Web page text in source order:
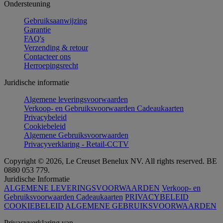
Ondersteuning
Gebruiksaanwijzing
Garantie
FAQ's
Verzending & retour
Contacteer ons
Herroepingsrecht
Juridische informatie
Algemene leveringsvoorwaarden
Verkoop- en Gebruiksvoorwaarden Cadeaukaarten
Privacybeleid
Cookiebeleid
Algemene Gebruiksvoorwaarden
Privacyverklaring - Retail-CCTV
Copyright © 2026, Le Creuset Benelux NV. All rights reserved. BE
0880 053 779.
Juridische Informatie
ALGEMENE LEVERINGSVOORWAARDEN Verkoop- en
Gebruiksvoorwaarden Cadeaukaarten PRIVACYBELEID
COOKIEBELEID ALGEMENE GEBRUIKSVOORWAARDEN